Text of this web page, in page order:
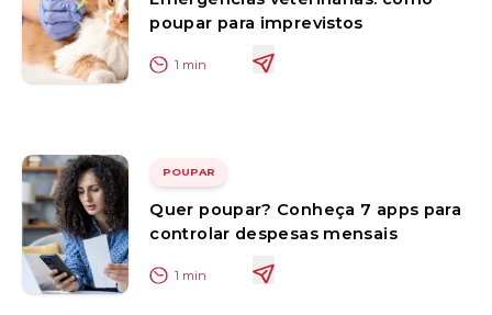
poupar para imprevistos
1 min
POUPAR
Quer poupar? Conheça 7 apps para
controlar despesas mensais
1 min